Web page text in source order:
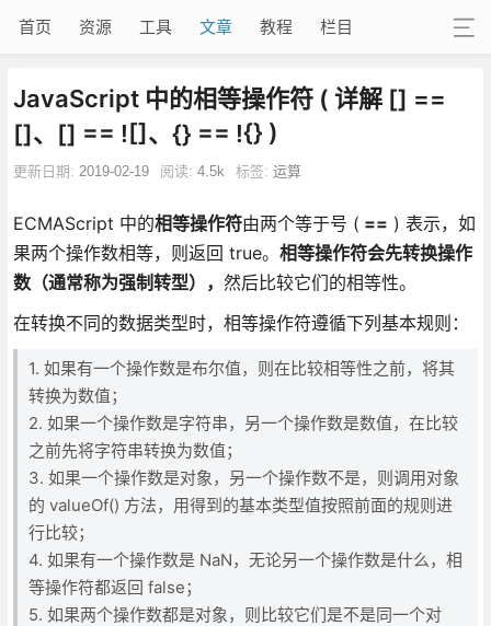
首页 资源 工具 文章 教程 栏目
JavaScript 中的相等操作符 ( 详解 [] ==
[]、[] == ![]、{} == !{} )
更新日期: 2019-02-19 阅读: 4.5k 标签: 运算
ECMAScript 中的相等操作符由两个等于号 ( == ) 表示，如
果两个操作数相等，则返回 true。 相等操作符会先转换操作
数（通常称为强制转型）， 然后比较它们的相等性。
在转换不同的数据类型时，相等操作符遵循下列基本规则：
1. 如果有一个操作数是布尔值，则在比较相等性之前，将其
转换为数值；
2. 如果一个操作数是字符串，另一个操作数是数值，在比较
之前先将字符串转换为数值；
3. 如果一个操作数是对象，另一个操作数不是，则调用对象
的 valueOf() 方法，用得到的基本类型值按照前面的规则进
行比较；
4. 如果有一个操作数是 NaN，无论另一个操作数是什么，相
等操作符都返回 false；
5. 如果两个操作数都是对象，则比较它们是不是同一个对